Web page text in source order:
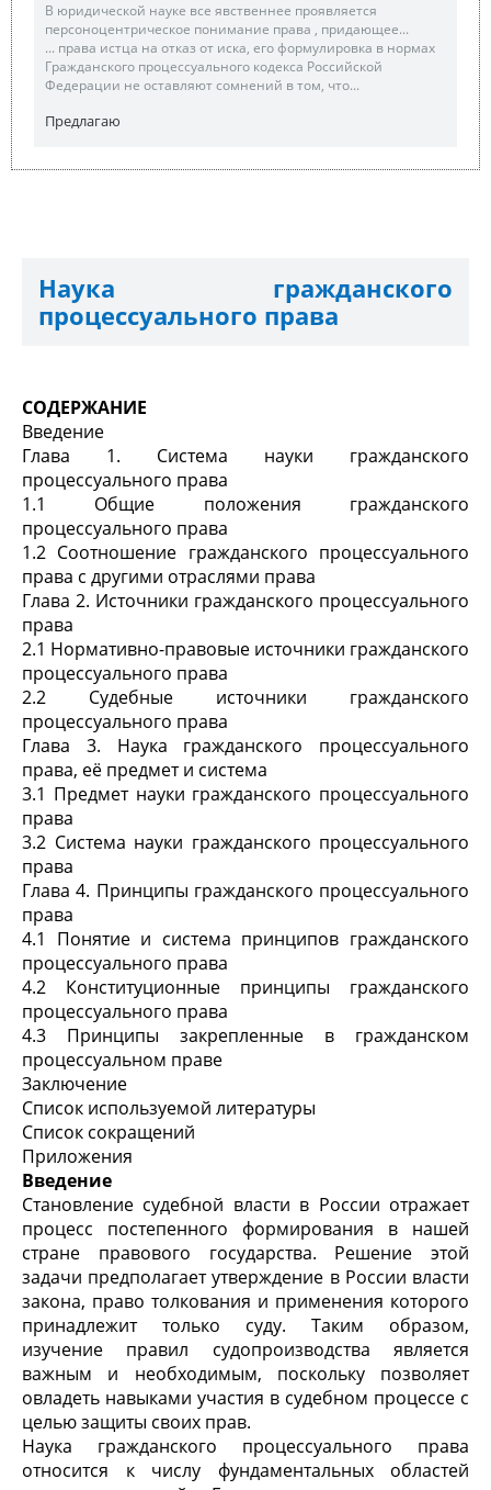
В юридической науке все явственнее проявляется
персоноцентрическое понимание права , придающее...
... права истца на отказ от иска, его формулировка в нормах
Гражданского процессуального кодекса Российской
Федерации не оставляют сомнений в том, что...
Предлагаю
Наука гражданского
процессуального права
СОДЕРЖАНИЕ
Введение
Глава 1. Система науки гражданского
процессуального права
1.1 Общие положения гражданского
процессуального права
1.2 Соотношение гражданского процессуального
права с другими отраслями права
Глава 2. Источники гражданского процессуального
права
2.1 Нормативно-правовые источники гражданского
процессуального права
2.2 Судебные источники гражданского
процессуального права
Глава 3. Наука гражданского процессуального
права, её предмет и система
3.1 Предмет науки гражданского процессуального
права
3.2 Система науки гражданского процессуального
права
Глава 4. Принципы гражданского процессуального
права
4.1 Понятие и система принципов гражданского
процессуального права
4.2 Конституционные принципы гражданского
процессуального права
4.3 Принципы закрепленные в гражданском
процессуальном праве
Заключение
Список используемой литературы
Список сокращений
Приложения
Введение
Становление судебной власти в России отражает
процесс постепенного формирования в нашей
стране правового государства. Решение этой
задачи предполагает утверждение в России власти
закона, право толкования и применения которого
принадлежит только суду. Таким образом,
изучение правил судопроизводства является
важным и необходимым, поскольку позволяет
овладеть навыками участия в судебном процессе с
целью защиты своих прав.
Наука гражданского процессуального права
относится к числу фундаментальных областей